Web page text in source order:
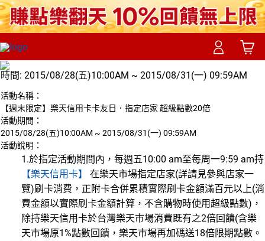
時間: 2015/08/28(五)10:00AM ~ 2015/08/31(一) 09:59AM
活動名稱：
【週末限定】樂天信用卡卡友日．指定店家 超級點數20倍
活動期間：
2015/08/28(五)10:00AM ~ 2015/08/31(一) 09:59AM
活動說明：
1.於指定活動期間內，每週五10:00 am至每周一9:59 am持
【樂天信用卡】
在樂天市場指定店家(詳請見參與店家一
覽)刷卡消費，正附卡合併累積實際刷卡金額滿百元以上(消
費金額以實際刷卡金額計算，不含購物時使用超級點數)，
除持樂天信用卡於台灣樂天市場消費既有之2倍回饋(含樂
天市場原1%點數回饋，樂天市場再加碼送18倍限期點數。